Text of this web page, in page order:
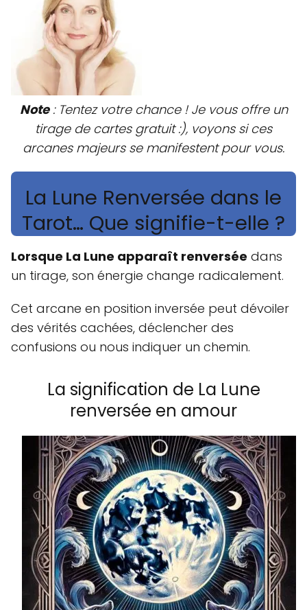
Note: Tentez votre chance ! Je vous offre un
tirage de cartes gratuit :), voyons si ces
arcanes majeurs se manifestent pour vous.
La Lune Renversée dans le
Tarot… Que signifie-t-elle ?
Lorsque La Lune apparaît renversée dans
un tirage, son énergie change radicalement.
Cet arcane en position inversée peut dévoiler
des vérités cachées, déclencher des
confusions ou nous indiquer un chemin.
La signification de La Lune
renversée en amour